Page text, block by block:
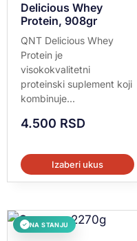
Delicious Whey
Protein, 908gr
QNT Delicious Whey
Protein je
visokokvalitetni
proteinski suplement koji
kombinuje...
4.500 RSD
Izaberi ukus
✓ NA STANJU